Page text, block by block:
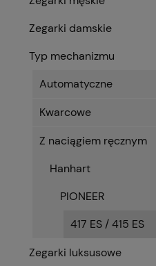
Zegarki damskie
Typ mechanizmu
Automatyczne
Kwarcowe
Z naciągiem ręcznym
Hanhart
PIONEER
417 ES / 415 ES
Zegarki luksusowe